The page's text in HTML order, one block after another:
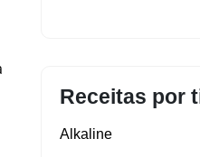
Receitas por
Alkaline